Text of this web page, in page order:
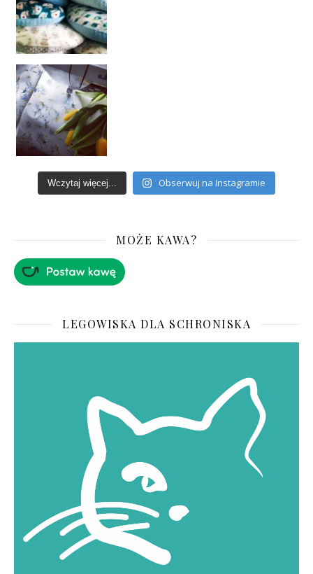
Wczytaj więcej... Obserwuj na Instagramie
MOŻE KAWA?
LEGOWISKA DLA SCHRONISKA